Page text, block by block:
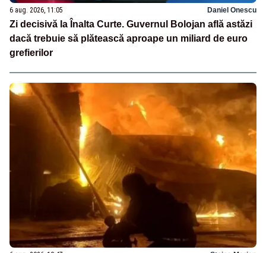
6 aug. 2026, 11:05 Daniel Onescu
Zi decisivă la Înalta Curte. Guvernul Bolojan află astăzi
dacă trebuie să plătească aproape un miliard de euro
grefierilor